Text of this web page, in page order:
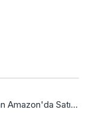
Amerika Marka Tescili Olmadan Amazon'da Satış Mümkün Mü